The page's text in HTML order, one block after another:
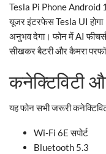
Tesla Pi Phone Android
यूजर इंटरफेस Tesla UI
अनुभव देगा। फोन में AI
सीखकर बैटरी और कैमरा
कनेक्टिविटी
यह फोन सभी जरूरी
Wi-Fi 6E सपोर्ट
Bluetooth 5.3